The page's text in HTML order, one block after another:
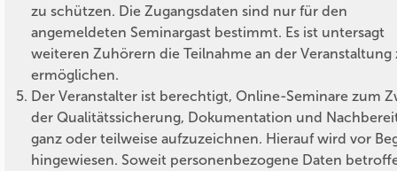
zu schützen. Die Zugangsdaten sind nur für den
angemeldeten Seminargast bestimmt. Es ist untersagt
weiteren Zuhörern die Teilnahme an der Veranstaltung
ermöglichen.
Der Veranstalter ist berechtigt, Online-Seminare zum
der Qualitätssicherung, Dokumentation und
ganz oder teilweise aufzuzeichnen. Hierauf wird vor
hingewiesen. Soweit personenbezogene Daten